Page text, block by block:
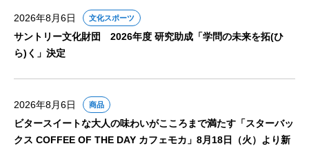
2026年8月6日 文化スポーツ
サントリー文化財団 2026年度 研究助成「学問の未来を拓(ひ
ら)く」決定
2026年8月6日 商品
ビタースイートな大人の味わいがこころまで満たす「スターバッ
クス COFFEE OF THE DAY カフェモカ」8月18日（火）より新